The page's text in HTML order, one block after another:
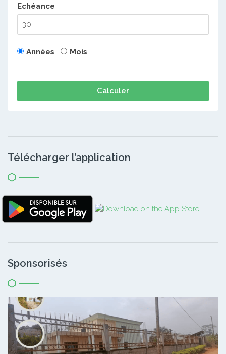
Echéance
Années Mois
Calculer
Télécharger l’application
Sponsorisés